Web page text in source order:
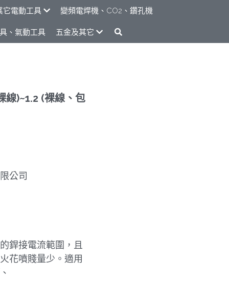
它電動工具 變頻電焊機、CO2、鑽孔機
、氣動工具 五金及其它
線)~1.2 (裸線、包
公司
銲接電流範圍，且
花噴賤量少。適用